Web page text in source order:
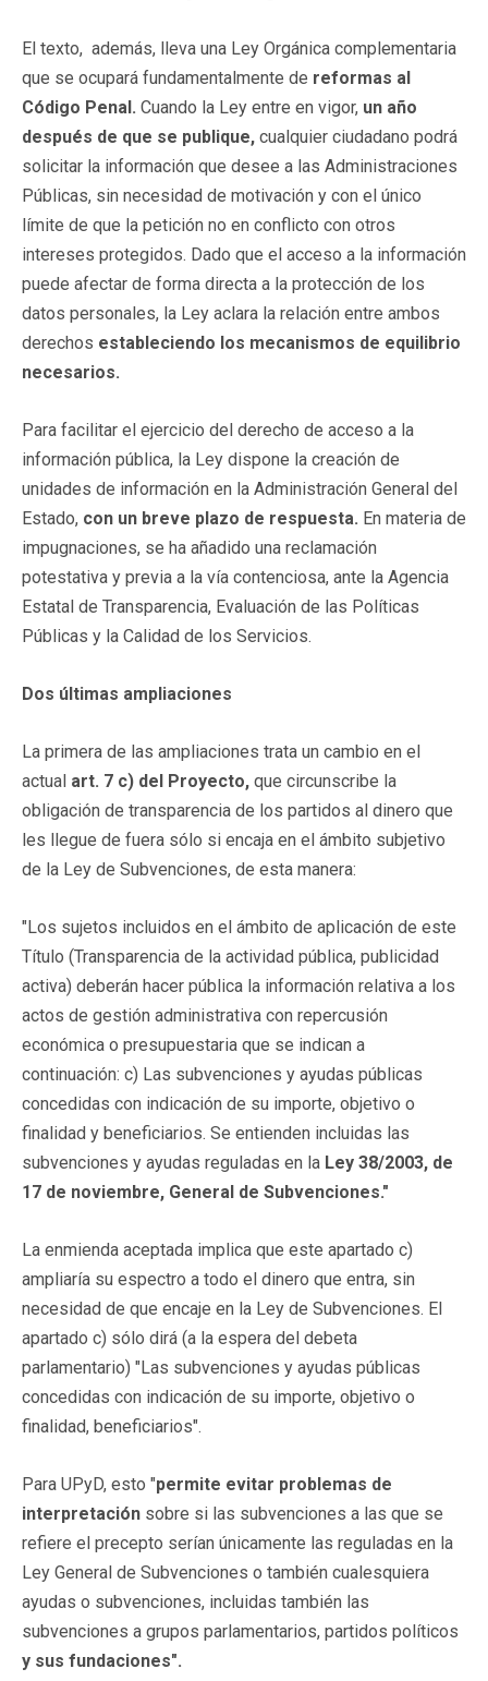
El texto, además, lleva una Ley Orgánica complementaria
que se ocupará fundamentalmente de reformas al
Código Penal. Cuando la Ley entre en vigor, un año
después de que se publique, cualquier ciudadano podrá
solicitar la información que desee a las Administraciones
Públicas, sin necesidad de motivación y con el único
límite de que la petición no en conflicto con otros
intereses protegidos. Dado que el acceso a la información
puede afectar de forma directa a la protección de los
datos personales, la Ley aclara la relación entre ambos
derechos estableciendo los mecanismos de equilibrio
necesarios.
Para facilitar el ejercicio del derecho de acceso a la
información pública, la Ley dispone la creación de
unidades de información en la Administración General del
Estado, con un breve plazo de respuesta. En materia de
impugnaciones, se ha añadido una reclamación
potestativa y previa a la vía contenciosa, ante la Agencia
Estatal de Transparencia, Evaluación de las Políticas
Públicas y la Calidad de los Servicios.
Dos últimas ampliaciones
La primera de las ampliaciones trata un cambio en el
actual art. 7 c) del Proyecto, que circunscribe la
obligación de transparencia de los partidos al dinero que
les llegue de fuera sólo si encaja en el ámbito subjetivo
de la Ley de Subvenciones, de esta manera:
"Los sujetos incluidos en el ámbito de aplicación de este
Título (Transparencia de la actividad pública, publicidad
activa) deberán hacer pública la información relativa a los
actos de gestión administrativa con repercusión
económica o presupuestaria que se indican a
continuación: c) Las subvenciones y ayudas públicas
concedidas con indicación de su importe, objetivo o
finalidad y beneficiarios. Se entienden incluidas las
subvenciones y ayudas reguladas en la Ley 38/2003, de
17 de noviembre, General de Subvenciones."
La enmienda aceptada implica que este apartado c)
ampliaría su espectro a todo el dinero que entra, sin
necesidad de que encaje en la Ley de Subvenciones. El
apartado c) sólo dirá (a la espera del debeta
parlamentario) "Las subvenciones y ayudas públicas
concedidas con indicación de su importe, objetivo o
finalidad, beneficiarios".
Para UPyD, esto "permite evitar problemas de
interpretación sobre si las subvenciones a las que se
refiere el precepto serían únicamente las reguladas en la
Ley General de Subvenciones o también cualesquiera
ayudas o subvenciones, incluidas también las
subvenciones a grupos parlamentarios, partidos políticos
y sus fundaciones".